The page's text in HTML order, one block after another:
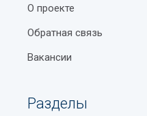
О проекте
Обратная связь
Вакансии
Разделы